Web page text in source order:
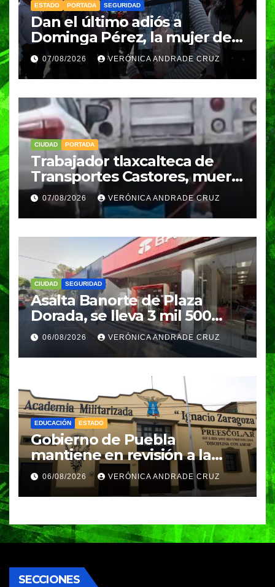
ESTADO PORTADA SEGURIDAD
Dan el último adiós a
Dominga Pérez, la mujer de
83 años asesinada durante
un asalto en Amozoc
07/08/2026 VERÓNICA ANDRADE CRUZ
CIUDAD PORTADA
Trabajador tlaxcalteca de
Transportes Castores, muere
aplastado por azulejos en
Puebla
07/08/2026 VERÓNICA ANDRADE CRUZ
CIUDAD SEGURIDAD
Asalta Banorte de Plaza
Dorada, se lleva 3 mil 500
pesos
06/08/2026 VERÓNICA ANDRADE CRUZ
EDUCACIÓN ESTADO
Gobierno de Puebla
mantiene en revisión a la
Academia Militarizada para
seguir operando: Armenta
06/08/2026 VERÓNICA ANDRADE CRUZ
SECCIONES